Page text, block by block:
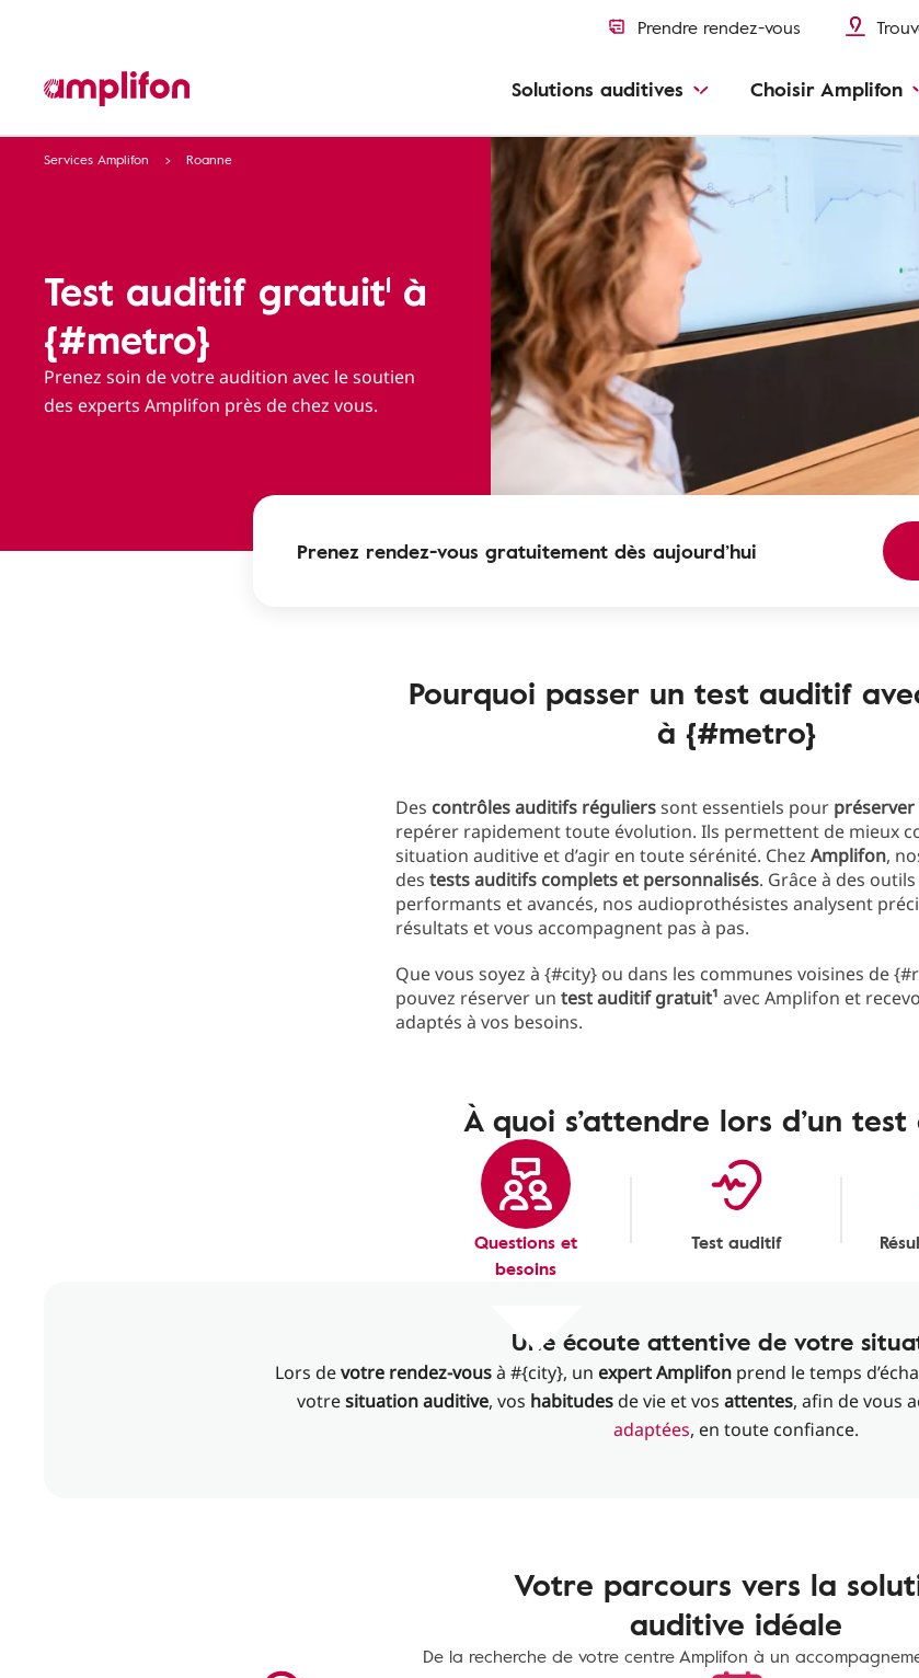
Prendre rendez-vous
Solutions auditives Choisir Amplifon
Services Amplifon Roanne
Test auditif gratuit¹ à
{#metro}
Prenez soin de votre audition avec le soutien
des experts Amplifon près de chez vous.
Prenez rendez-vous gratuitement dès aujourd’hui
Pourquoi passer un test auditif
à {#metro}
Des contrôles auditifs régulierssont essentiels pour
repérer rapidement toute évolution. Ils permettent de mieux
situation auditive et d’agir en toute sérénité. Chez Amplifon,
des tests auditifs complets et personnalisés. Grâce à des
performants et avancés, nos audioprothésistes analysent
résultats et vous accompagnent pas à pas.
Que vous soyez à {#city} ou dans les communes voisines de
pouvez réserver un test auditif gratuit¹ avec Amplifon et
adaptés à vos besoins.
À quoi s’attendre lors d’un
Questions et
besoins
Test auditif
Une écoute attentive de votre
Lors devotre rendez-vousà #{city}, un expert Amplifon prend le temps
votresituation auditive, vos habitudesde vie et vos attentes, afin de vous
adaptées, en toute confiance.
Votre parcours vers la
auditive idéale
De la recherche de votre centre Amplifon à un